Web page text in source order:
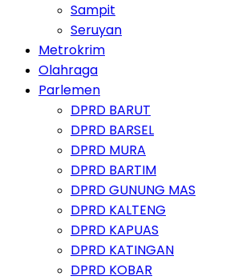
Sampit
Seruyan
Metrokrim
Olahraga
Parlemen
DPRD BARUT
DPRD BARSEL
DPRD MURA
DPRD BARTIM
DPRD GUNUNG MAS
DPRD KALTENG
DPRD KAPUAS
DPRD KATINGAN
DPRD KOBAR